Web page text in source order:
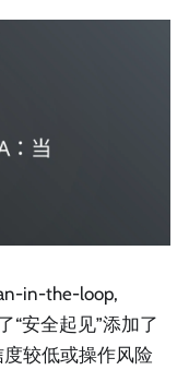
in-the-loop,
“安全起见”添加了
较低或操作风险